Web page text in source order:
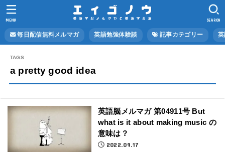
毎日配信無料メルマガ 英語勉強体験談 記事カテゴリー
SEARCH
MENU
a pretty good idea
英語脳メルマガ 第04911号 But
what is it about making music の
意味は？
2022.09.17